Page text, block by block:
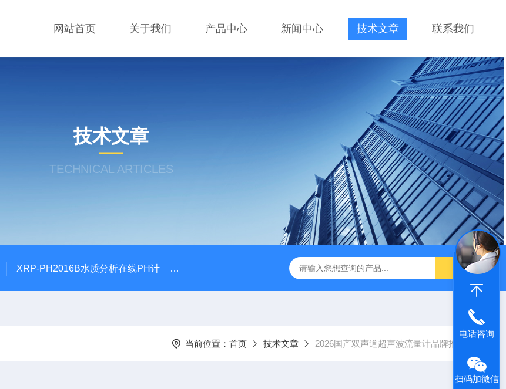
网站首页 关于我们 产品中心 新闻中心 技术文章 联系我们
技术文章
TECHNICAL ARTICLES
XRP-PH2016B水质分析在线PH计 XRP305D系列管段式多声道超声波流量计 XRP-DO2016B荧光法溶解氧仪
当前位置： 首页 技术文章 2026国产双声道超声波流量计品牌推荐
电话咨询
扫码加微信